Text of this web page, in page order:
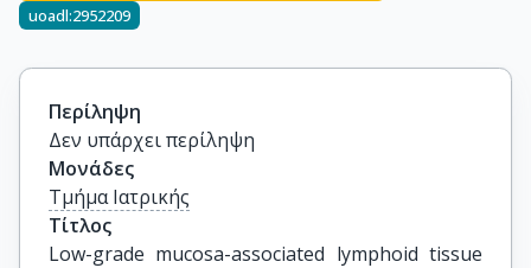
uoadl:2952209
Περίληψη
Δεν υπάρχει περίληψη
Μονάδες
Τμήμα Ιατρικής
Τίτλος
Low-grade mucosa-associated lymphoid tissue